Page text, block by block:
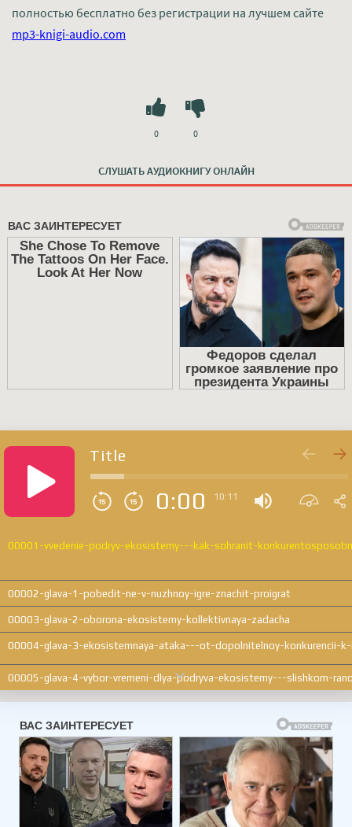
полностью бесплатно без регистрации на лучшем сайте
mp3-knigi-audio.com
СЛУШАТЬ АУДИОКНИГУ ОНЛАЙН
0 0
Title
0:00 10:11
00001-vvedenie-podryv-ekosistemy---kak-sohranit-
00002-glava-1-pobedit-ne-v-nuzhnoy-igre-znachit-proigrat
00003-glava-2-oborona-ekosistemy-kollektivnaya-zadacha
00004-glava-3-ekosistemnaya-ataka---ot-dopolnitelnoy-konkurencii-k-
00005-glava-4-vybor-vremeni-dlya-podryva-ekosistemy---slishkom-
00007-glava-6-ctat-liderom-ne-to-zhe-samoe-chto-proyavlyat-
00008-glava-7-strategicheskaya-yasnost-eto-kollektivnaya-rabota
00009-zaklyuchenie
00010-posleslovie-chto-delat-s-podryvom-ekosistem-vne-chastnogo-